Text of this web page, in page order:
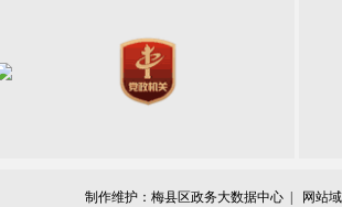
制作维护：梅县区政务大数据中心 | 网站